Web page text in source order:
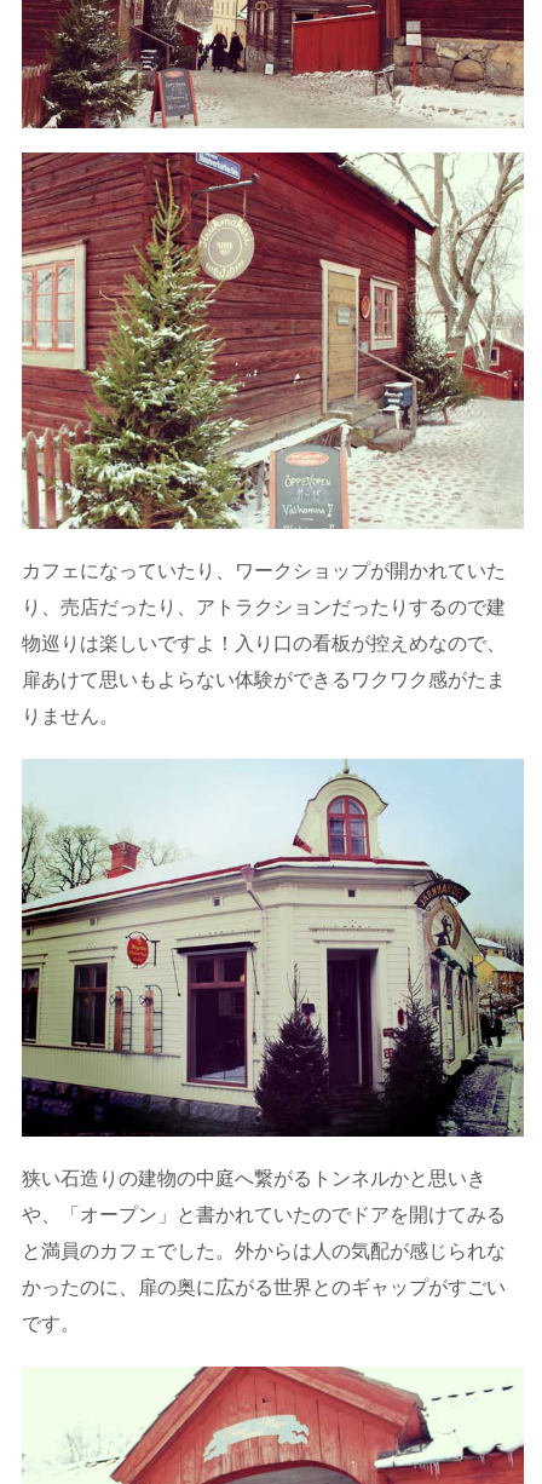
カフェになっていたり、ワークショップが開かれていた
り、売店だったり、アトラクションだったりするので建
物巡りは楽しいですよ！入り口の看板が控えめなので、
扉あけて思いもよらない体験ができるワクワク感がたま
りません。
狭い石造りの建物の中庭へ繋がるトンネルかと思いき
や、「オープン」と書かれていたのでドアを開けてみる
と満員のカフェでした。外からは人の気配が感じられな
かったのに、扉の奥に広がる世界とのギャップがすごい
です。